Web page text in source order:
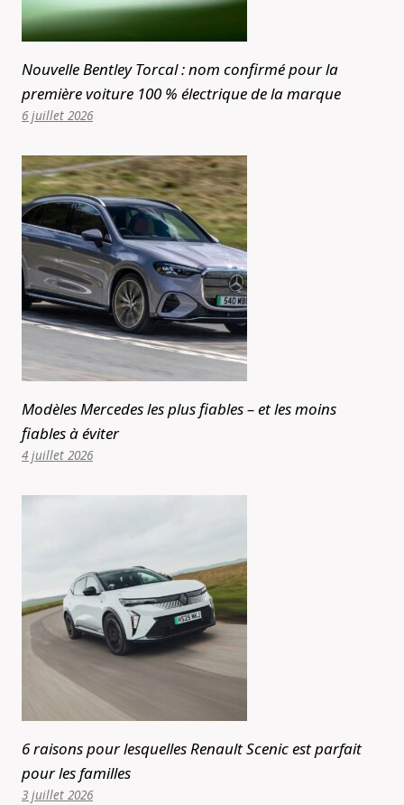
Nouvelle Bentley Torcal : nom confirmé pour la
première voiture 100 % électrique de la marque
6 juillet 2026
Modèles Mercedes les plus fiables – et les moins
fiables à éviter
4 juillet 2026
6 raisons pour lesquelles Renault Scenic est parfait
pour les familles
3 juillet 2026